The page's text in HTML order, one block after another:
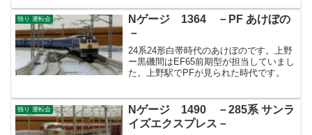
独り 運転会
Nゲージ 1364 －PF あけぼの
－
24系24形白帯時代のあけぼのです。上野
ー黒磯間はEF65前期型が担当していまし
た。上野駅でPFが見られた時代です。
独り 運転会
Nゲージ 1490 －285系 サンラ
イズエクスプレス－